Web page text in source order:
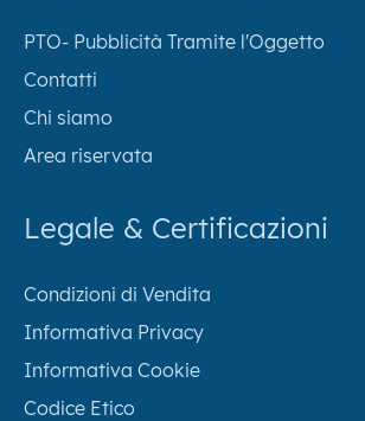
PTO- Pubblicità Tramite l'Oggetto
Contatti
Chi siamo
Area riservata
Legale & Certificazioni
Condizioni di Vendita
Informativa Privacy
Informativa Cookie
Codice Etico